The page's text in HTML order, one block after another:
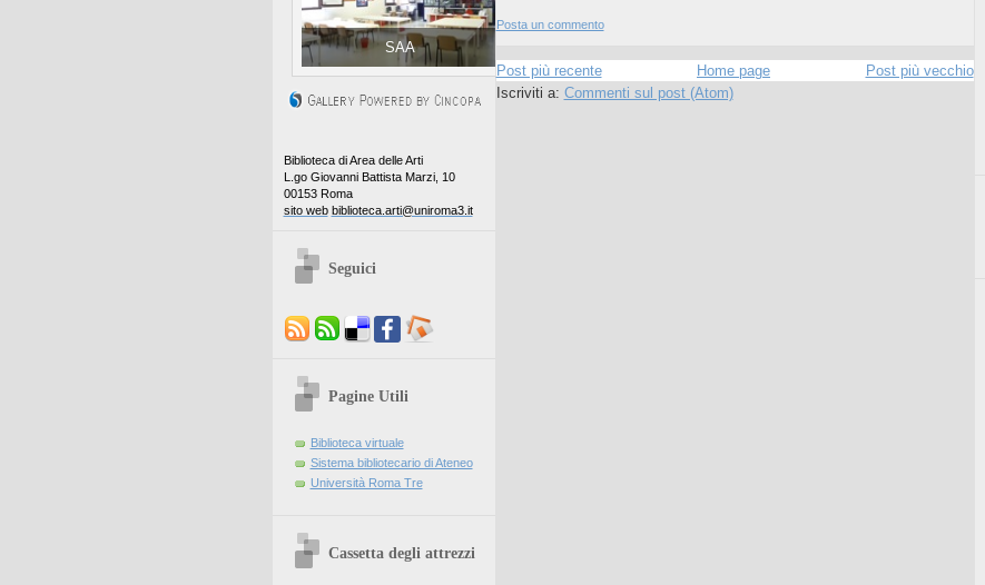
SAA
Biblioteca di Area delle Arti
L.go Giovanni Battista Marzi, 10
00153 Roma
sito web biblioteca.arti@uniroma3.it
Seguici
Pagine Utili
Biblioteca virtuale
Sistema bibliotecario di Ateneo
Università Roma Tre
Cassetta degli attrezzi
Posta un commento
Post più recente Post più vecchio
Home page
Iscriviti a: Commenti sul post (Atom)